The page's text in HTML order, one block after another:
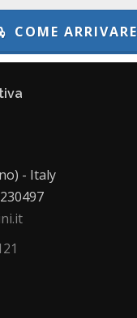
CASE SOBRINI
COME ARRIVARE
- Italy